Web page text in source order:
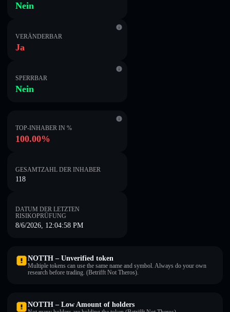
Nein
VERÄNDERBAR
Ja
SPERRBAR
Nein
TOP-INHABER IN %
100.00%
GESAMTZAHL DER INHABER
118
DATUM DER LETZTEN
RISIKOPRÜFUNG
8/6/2026, 12:04:58 PM
NOTTH – Unverified token
Multiple tokens can use the same name and symbol. Always do your own
research before trading. (Betrifft Not Theros).
NOTTH – Low Amount of holders